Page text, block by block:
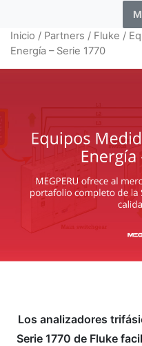
Inicio / Partners / Fluke /
Energía – Serie 1770
Los analizadores
Serie 1770 de Fluke